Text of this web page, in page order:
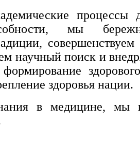
процессы
мы
совершенствуем
научный поиск и
здоровья нации.
в медицине, мы